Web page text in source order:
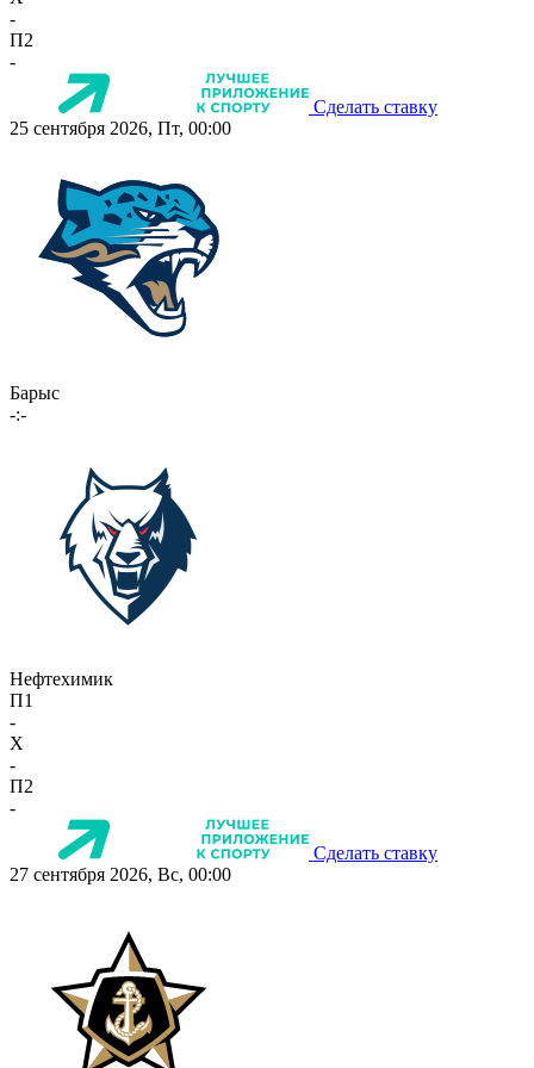
-
П2
-
Сделать ставку
25 сентября 2026, Пт, 00:00
Барыс
-:-
Нефтехимик
П1
-
X
-
П2
-
Сделать ставку
27 сентября 2026, Вс, 00:00